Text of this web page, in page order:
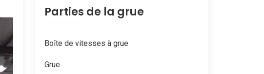
Parties de la grue
Boîte de vitesses à grue
Grue